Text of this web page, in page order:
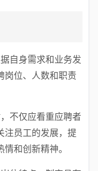
自身需求和业务发
岗位、人数和职责
不仅应看重应聘者
注员工的发展，提
和创新精神。